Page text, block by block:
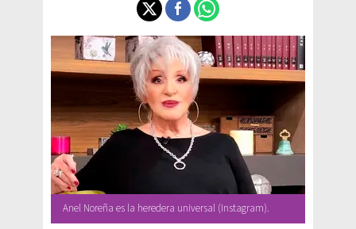
Anel Noreña es la heredera universal (Instagram).